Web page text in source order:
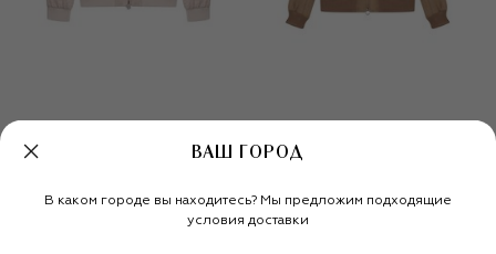
466 000 ₽
Шерстяной бомбер
466 000 ₽
ВАШ ГОРОД
В каком городе вы находитесь? Мы предложим подходящие
условия доставки